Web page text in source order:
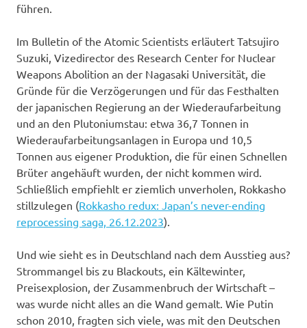
führen.
Im Bulletin of the Atomic Scientists erläutert Tatsujiro
Suzuki, Vizedirector des Research Center for Nuclear
Weapons Abolition an der Nagasaki Universität, die
Gründe für die Verzögerungen und für das Festhalten
der japanischen Regierung an der Wiederaufarbeitung
und an den Plutoniumstau: etwa 36,7 Tonnen in
Wiederaufarbeitungsanlagen in Europa und 10,5
Tonnen aus eigener Produktion, die für einen Schnellen
Brüter angehäuft wurden, der nicht kommen wird.
Schließlich empfiehlt er ziemlich unverholen, Rokkasho
stillzulegen (Rokkasho redux: Japan’s never-ending
reprocessing saga, 26.12.2023).
Und wie sieht es in Deutschland nach dem Ausstieg aus?
Strommangel bis zu Blackouts, ein Kältewinter,
Preisexplosion, der Zusammenbruch der Wirtschaft –
was wurde nicht alles an die Wand gemalt. Wie Putin
schon 2010, fragten sich viele, was mit den Deutschen